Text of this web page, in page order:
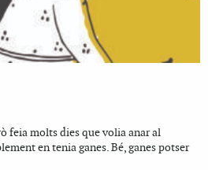
feia molts dies que volia anar al
en tenia ganes. Bé, ganes potser